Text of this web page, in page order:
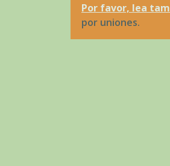
Por favor, lea
por uniones.